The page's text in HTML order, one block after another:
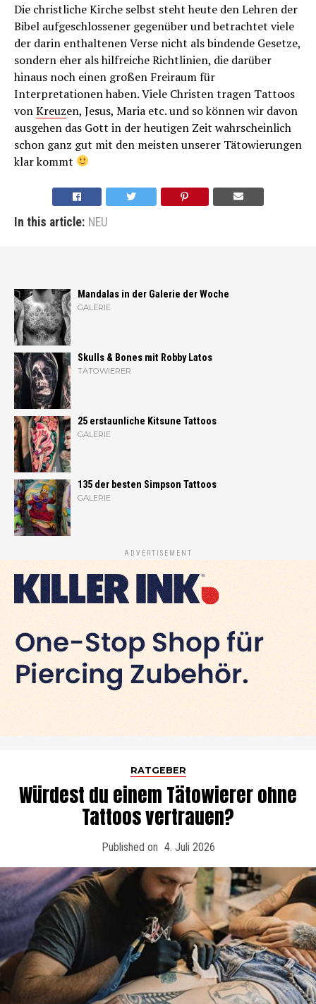
Die christliche Kirche selbst steht heute den Lehren der
Bibel aufgeschlossener gegenüber und betrachtet viele
der darin enthaltenen Verse nicht als bindende Gesetze,
sondern eher als hilfreiche Richtlinien, die darüber
hinaus noch einen großen Freiraum für
Interpretationen haben. Viele Christen tragen Tattoos
vonKreuzen, Jesus, Maria etc. und so können wir davon
ausgehen das Gott in der heutigen Zeit wahrscheinlich
schon ganz gut mit den meisten unserer Tätowierungen
klar kommt
In this article: NEU
Mandalas in der Galerie der Woche
GALERIE
Skulls & Bones mit Robby Latos
TÄTOWIERER
25 erstaunliche Kitsune Tattoos
GALERIE
135 der besten Simpson Tattoos
GALERIE
ADVERTISEMENT
RATGEBER
Würdest du einem Tätowierer ohne
Tattoos vertrauen?
Published on 4. Juli 2026